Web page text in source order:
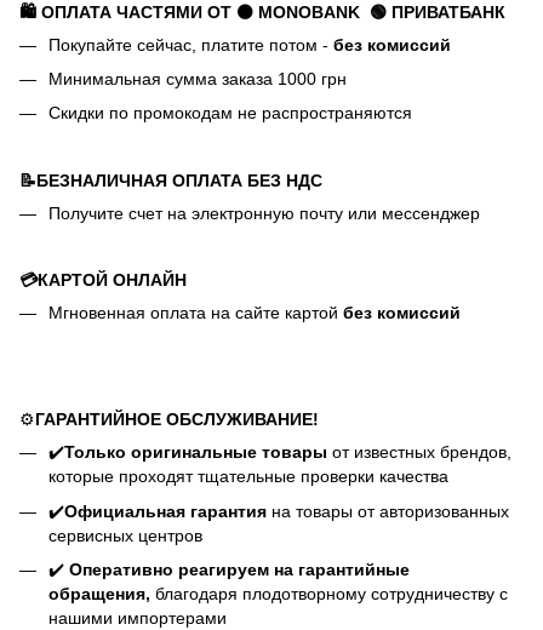
🛍️ ОПЛАТА ЧАСТЯМИ ОТ ⚫ MONOBANK 🟢 ПРИВАТБАНК
Покупайте сейчас, платите потом - без комиссий
Минимальная сумма заказа 1000 грн
Скидки по промокодам не распространяются
📝БЕЗНАЛИЧНАЯ ОПЛАТА БЕЗ НДС
Получите счет на электронную почту или мессенджер
💳КАРТОЙ ОНЛАЙН
Мгновенная оплата на сайте картой без комиссий
⚙️ГАРАНТИЙНОЕ ОБСЛУЖИВАНИЕ!
✔️Только оригинальные товары от известных брендов,
которые проходят тщательные проверки качества
✔️Официальная гарантия на товары от авторизованных
сервисных центров
✔️ Оперативно реагируем на гарантийные
обращения, благодаря плодотворному сотрудничеству с
нашими импортерами